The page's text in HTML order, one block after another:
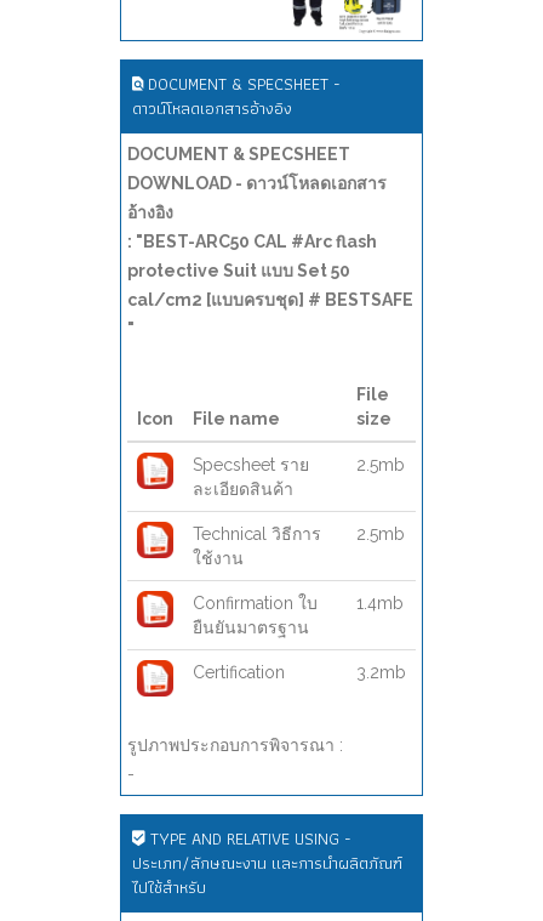
DOCUMENT & SPECSHEET -
ดาวน์โหลดเอกสารอ้างอิง
DOCUMENT & SPECSHEET
DOWNLOAD - ดาวน์โหลดเอกสาร
อ้างอิง
: "BEST-ARC50 CAL #Arc flash
protective Suit แบบ Set 50
cal/cm2 [แบบครบชุด] # BESTSAFE
"
Icon File name
File
size
Specsheet ราย
ละเอียดสินค้า
2.5mb
Technical วิธีการ
ใช้งาน
2.5mb
Confirmation ใบ
ยืนยันมาตรฐาน
1.4mb
Certification 3.2mb
รูปภาพประกอบการพิจารณา :
-
TYPE AND RELATIVE USING -
ประเภท/ลักษณะงาน และการนำผลิตภัณฑ์
ไปใช้สำหรับ